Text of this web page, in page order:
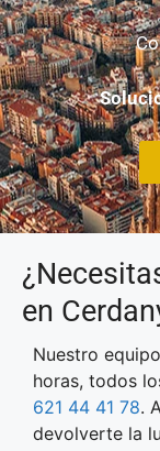
en
Nuestro
horas, todos
621 44 41 78.
devolverte la